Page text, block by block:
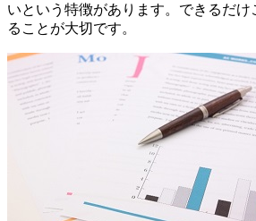
いという特徴があります。できるだ
ることが大切です。